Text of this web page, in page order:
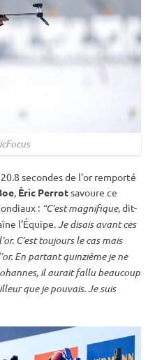
secondes de l’or remporté
, Éric Perrotsavoure ce
: “C’est magnifique, dit-
l’Équipe.Je disais avant ces
C’est toujours le cas mais
En partant quinzième je ne
il aurait fallu beaucoup
que je pouvais. Je suis